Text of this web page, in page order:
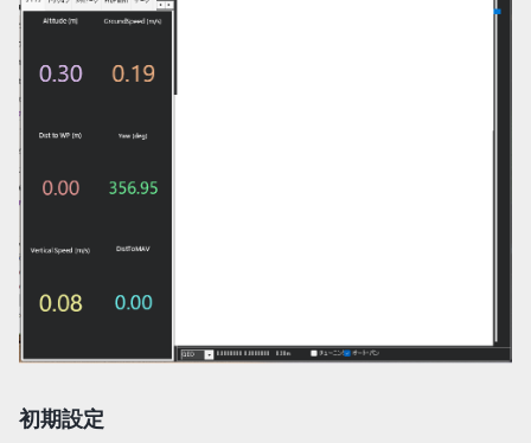
初期設定